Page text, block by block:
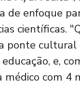
de enfoque
científicas.
ponte
e,
com 4